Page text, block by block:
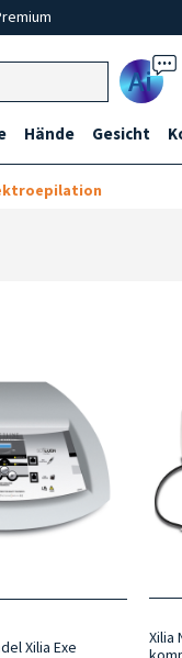
Ai
Hände Gesicht
Xilia Exe
Xilia